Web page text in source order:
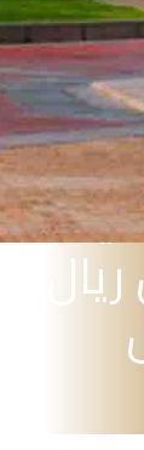
ريال